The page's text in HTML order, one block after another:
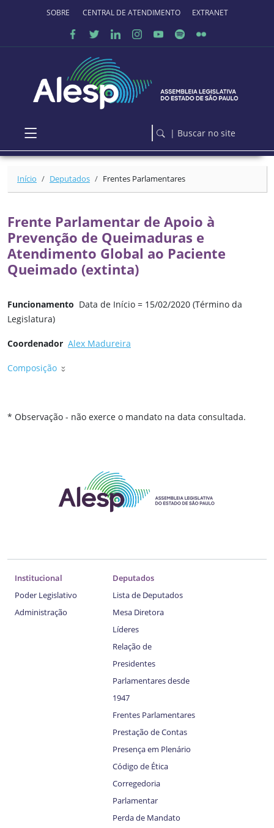
Ir para o conteúdo principal
SOBRE O PORTALCENTRAL DE ATENDIMENTO EXTRANET
| Buscar no site
Início Deputados Frentes Parlamentares
Frente Parlamentar de Apoio à
Prevenção de Queimaduras e
Atendimento Global ao Paciente
Queimado (extinta)
Funcionamento Data de Início = 15/02/2020 (Término da
Legislatura)
Coordenador Alex Madureira
Composição
* Observação - não exerce o mandato na data consultada.
Institucional
Poder Legislativo
Administração
Deputados
Lista de Deputados
Mesa Diretora
Líderes
Relação de
Presidentes
Parlamentares desde
1947
Frentes Parlamentares
Prestação de Contas
Presença em Plenário
Código de Ética
Corregedoria
Parlamentar
Perda de Mandato